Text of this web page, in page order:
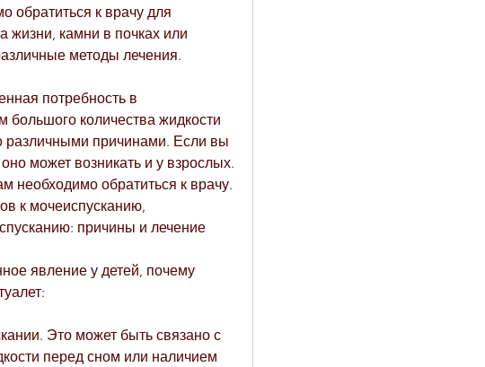
обратиться к врачу для
жизни, камни в почках или
методы лечения.
потребность в
большого количества жидкости
различными причинами. Если вы
может возникать и у взрослых.
необходимо обратиться к врачу.
к мочеиспусканию,
причины и лечение
явление у детей, почему
Это может быть связано с
перед сном или наличием